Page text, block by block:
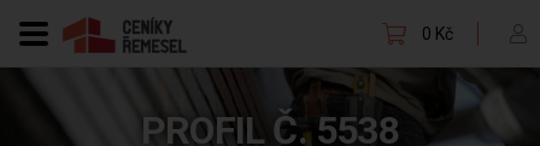
0 Kč
PROFIL Č. 5538